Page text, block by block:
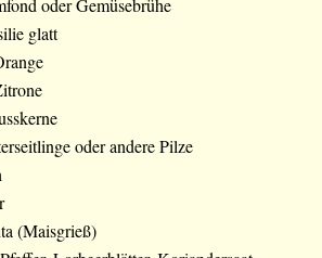
oder Gemüsebrühe
glatt
oder andere Pilze
(Maisgrieß)